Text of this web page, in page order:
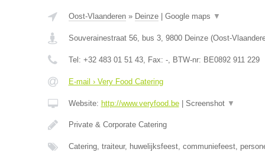
Oost-Vlaanderen» Deinze| Google maps ▼
Souverainestraat 56, bus 3, 9800 Deinze(Oost-
Tel: +32 483 01 51 43, Fax: -, BTW-nr: BE0892 911 229
E-mail › Very Food Catering
Website: http://www.veryfood.be| Screenshot ▼
Private & Corporate Catering
Catering, traiteur, huwelijksfeest, communiefeest,